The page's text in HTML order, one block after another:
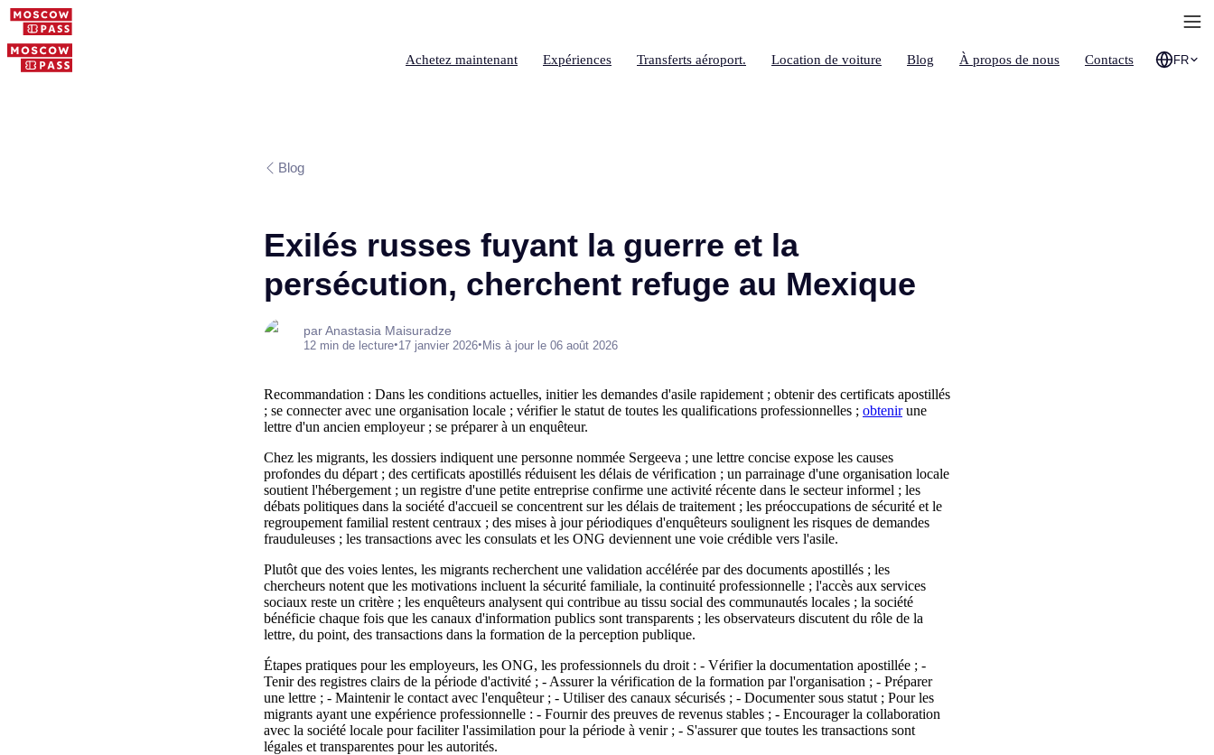
Achetez maintenant Expériences Transferts aéroport. Location de voiture Blog À propos de nous Contacts FR
Blog
Exilés russes fuyant la guerre et la
persécution, cherchent refuge au Mexique
par Anastasia Maisuradze
12 min de lecture•17 janvier 2026•Mis à jour le 06 août 2026
Recommandation : Dans les conditions actuelles, initier les demandes d'asile rapidement ; obtenir des certificats apostillés
; se connecter avec une organisation locale ; vérifier le statut de toutes les qualifications professionnelles ; obtenirune
lettre d'un ancien employeur ; se préparer à un enquêteur.
Chez les migrants, les dossiers indiquent une personne nommée Sergeeva ; une lettre concise expose les causes
profondes du départ ; des certificats apostillés réduisent les délais de vérification ; un parrainage d'une organisation locale
soutient l'hébergement ; un registre d'une petite entreprise confirme une activité récente dans le secteur informel ; les
débats politiques dans la société d'accueil se concentrent sur les délais de traitement ; les préoccupations de sécurité et le
regroupement familial restent centraux ; des mises à jour périodiques d'enquêteurs soulignent les risques de demandes
frauduleuses ; les transactions avec les consulats et les ONG deviennent une voie crédible vers l'asile.
Plutôt que des voies lentes, les migrants recherchent une validation accélérée par des documents apostillés ; les
chercheurs notent que les motivations incluent la sécurité familiale, la continuité professionnelle ; l'accès aux services
sociaux reste un critère ; les enquêteurs analysent qui contribue au tissu social des communautés locales ; la société
bénéficie chaque fois que les canaux d'information publics sont transparents ; les observateurs discutent du rôle de la
lettre, du point, des transactions dans la formation de la perception publique.
Étapes pratiques pour les employeurs, les ONG, les professionnels du droit : - Vérifier la documentation apostillée ; -
Tenir des registres clairs de la période d'activité ; - Assurer la vérification de la formation par l'organisation ; - Préparer
une lettre ; - Maintenir le contact avec l'enquêteur ; - Utiliser des canaux sécurisés ; - Documenter sous statut ; Pour les
migrants ayant une expérience professionnelle : - Fournir des preuves de revenus stables ; - Encourager la collaboration
avec la société locale pour faciliter l'assimilation pour la période à venir ; - S'assurer que toutes les transactions sont
légales et transparentes pour les autorités.